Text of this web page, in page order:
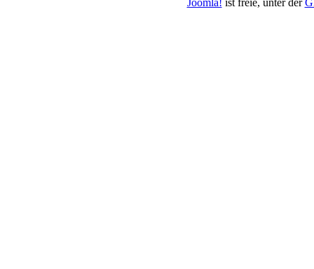
Joomla! ist freie, unter der